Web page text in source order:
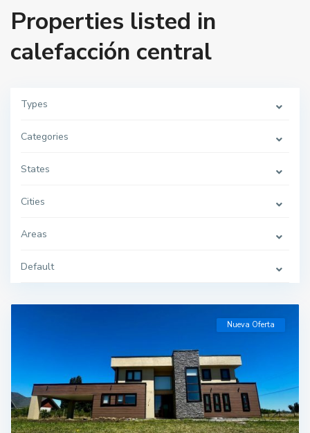
Properties listed in
calefacción central
Types
Categories
States
Cities
Areas
Default
Nueva Oferta